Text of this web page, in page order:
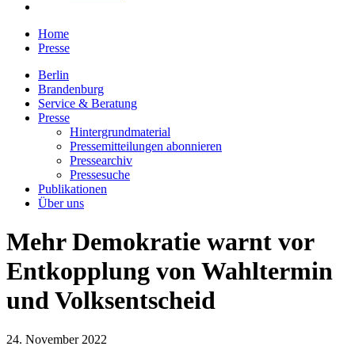
Home
Presse
Berlin
Brandenburg
Service & Beratung
Presse
Hintergrundmaterial
Pressemitteilungen abonnieren
Pressearchiv
Pressesuche
Publikationen
Über uns
Mehr Demokratie warnt vor
Entkopplung von Wahltermin
und Volksentscheid
24. November 2022